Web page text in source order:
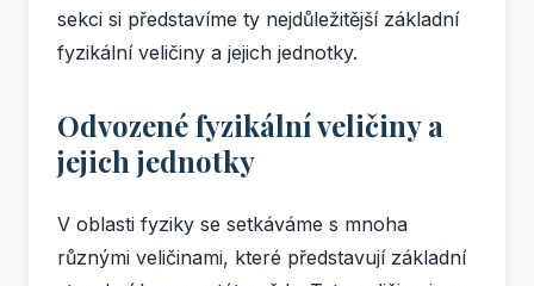
sekci si představíme ty nejdůležitější základní
fyzikální veličiny a jejich jednotky.
Odvozené fyzikální veličiny a
jejich jednotky
V oblasti fyziky se setkáváme s mnoha
různými veličinami, které představují základní